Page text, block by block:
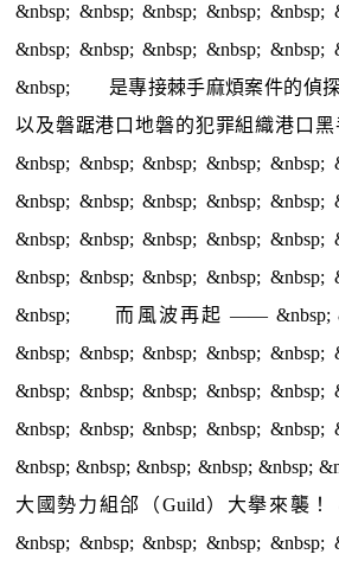
&nbsp; &nbsp; &nbsp; &nbsp; &nbsp;
&nbsp; &nbsp; &nbsp; &nbsp; &nbsp;
&nbsp; 是專接棘手麻煩案件的偵探
以及磐踞港口地磐的犯罪組織港口黑
&nbsp; &nbsp; &nbsp; &nbsp; &nbsp;
&nbsp; &nbsp; &nbsp; &nbsp; &nbsp;
&nbsp; &nbsp; &nbsp; &nbsp; &nbsp;
&nbsp; &nbsp; &nbsp; &nbsp; &nbsp;
&nbsp; 而風波再起 —— &nbsp;
&nbsp; &nbsp; &nbsp; &nbsp; &nbsp;
&nbsp; &nbsp; &nbsp; &nbsp; &nbsp;
&nbsp; &nbsp; &nbsp; &nbsp; &nbsp;
&nbsp; &nbsp; &nbsp; &nbsp;
大國勢力組郃（Guild）大擧來襲！
&nbsp; &nbsp; &nbsp; &nbsp; &nbsp;